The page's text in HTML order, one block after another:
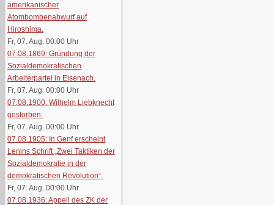
amerikanischer
Atombombenabwurf auf
Hiroshima.
Fr, 07. Aug. 00:00 Uhr
07.08.1869: Gründung der
Sozialdemokratischen
Arbeiterpartei in Eisenach.
Fr, 07. Aug. 00:00 Uhr
07.08.1900: Wilhelm Liebknecht
gestorben.
Fr, 07. Aug. 00:00 Uhr
07.08.1905: In Genf erscheint
Lenins Schrift „Zwei Taktiken der
Sozialdemokratie in der
demokratischen Revolution“.
Fr, 07. Aug. 00:00 Uhr
07.08.1936: Appell des ZK der